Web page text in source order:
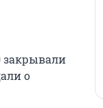
закрывали
о